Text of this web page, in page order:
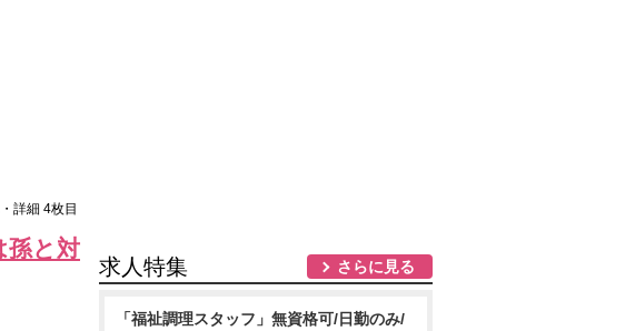
詳細 4枚目
孫と対
求人特集 さらに見る
「福祉調理スタッフ」無資格可/日勤のみ/